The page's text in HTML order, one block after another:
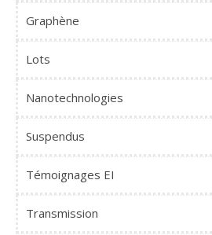
Graphène
Lots
Nanotechnologies
Suspendus
Témoignages EI
Transmission